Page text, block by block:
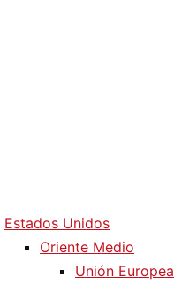
Estados Unidos
Oriente Medio
Unión Europea